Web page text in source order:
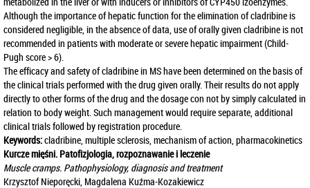
Although the importance of hepatic function for the elimination of cladribine is
considered negligible, in the absence of data, use of orally given cladribine is not
recommended in patients with moderate or severe hepatic impairment (Child-
Pugh score > 6).
The efficacy and safety of cladribine in MS have been determined on the basis of
the clinical trials performed with the drug given orally. Their results do not apply
directly to other forms of the drug and the dosage con not by simply calculated in
relation to body weight. Such management would require separate, additional
clinical trials followed by registration procedure.
Keywords:cladribine, multiple sclerosis, mechanism of action, pharmacokinetics
Kurcze mięśni. Patofizjologia, rozpoznawanie i leczenie
Muscle cramps. Pathophysiology, diagnosis and treatment
Krzysztof Nieporęcki, Magdalena Kuźma-Kozakiewicz